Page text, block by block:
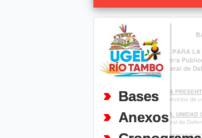
Bases
Anexos